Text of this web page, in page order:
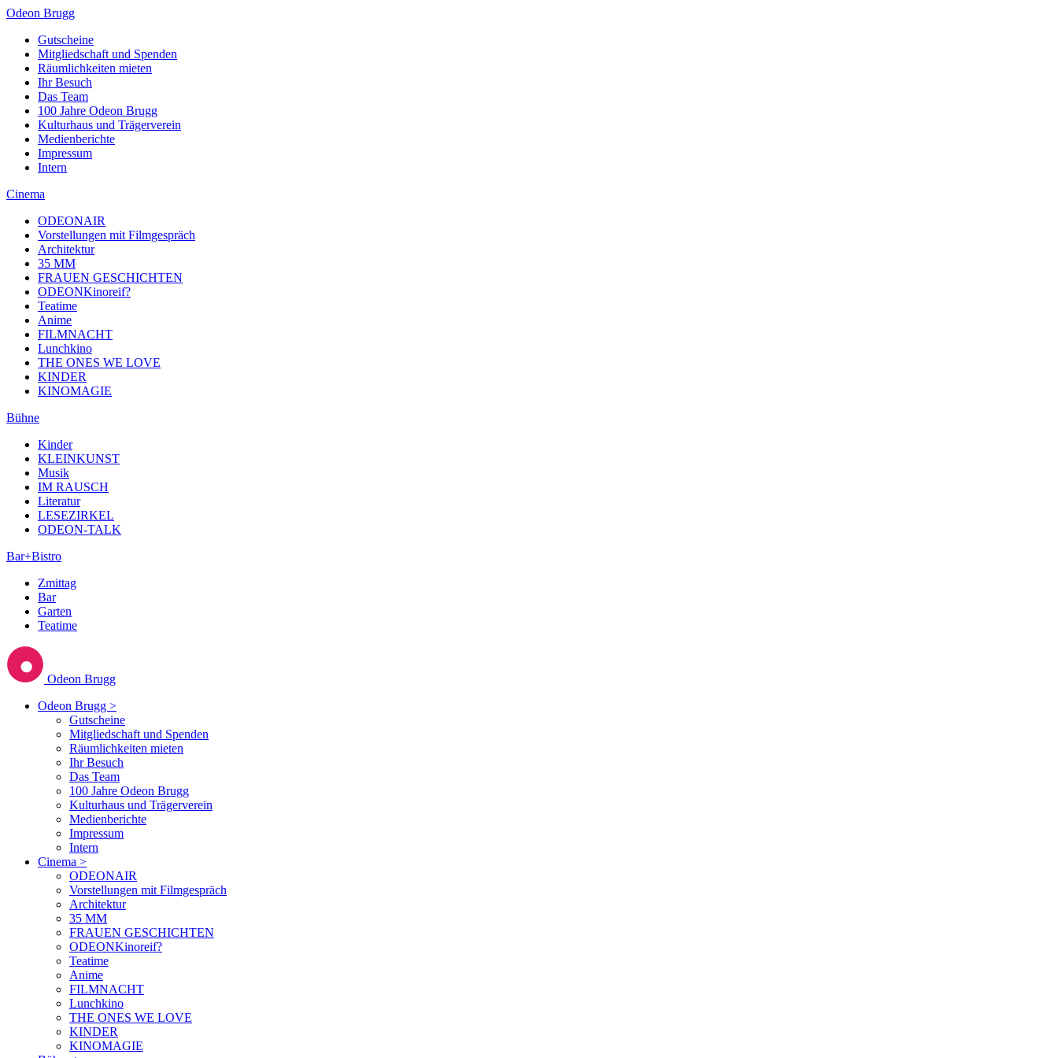
Odeon Brugg
Gutscheine
Mitgliedschaft und Spenden
Räumlichkeiten mieten
Ihr Besuch
Das Team
100 Jahre Odeon Brugg
Kulturhaus und Trägerverein
Medienberichte
Impressum
Intern
Cinema
ODEONAIR
Vorstellungen mit Filmgespräch
Architektur
35 MM
FRAUEN GESCHICHTEN
ODEONKinoreif?
Teatime
Anime
FILMNACHT
Lunchkino
THE ONES WE LOVE
KINDER
KINOMAGIE
Bühne
Kinder
KLEINKUNST
Musik
IM RAUSCH
Literatur
LESEZIRKEL
ODEON-TALK
Bar+Bistro
Zmittag
Bar
Garten
Teatime
Odeon Brugg
Odeon Brugg >
Gutscheine
Mitgliedschaft und Spenden
Räumlichkeiten mieten
Ihr Besuch
Das Team
100 Jahre Odeon Brugg
Kulturhaus und Trägerverein
Medienberichte
Impressum
Intern
Cinema >
ODEONAIR
Vorstellungen mit Filmgespräch
Architektur
35 MM
FRAUEN GESCHICHTEN
ODEONKinoreif?
Teatime
Anime
FILMNACHT
Lunchkino
THE ONES WE LOVE
KINDER
KINOMAGIE